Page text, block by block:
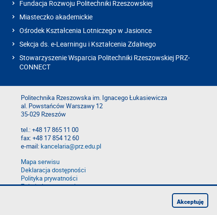
Fundacja Rozwoju Politechniki Rzeszowskiej
Miasteczko akademickie
Ośrodek Kształcenia Lotniczego w Jasionce
Sekcja ds. e-Learningu i Kształcenia Zdalnego
Stowarzyszenie Wsparcia Politechniki Rzeszowskiej PRZ-
CONNECT
Politechnika Rzeszowska im. Ignacego Łukasiewicza
al. Powstańców Warszawy 12
35-029 Rzeszów
tel.: +48 17 865 11 00
fax: +48 17 854 12 60
e-mail:kancelaria@prz.edu.pl
Mapa serwisu
Deklaracja dostępności
Polityka prywatności
Zgłoś błąd na stronie
Akceptuję